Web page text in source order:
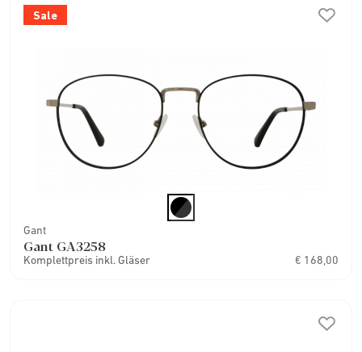
Sale
Gant
Gant GA3258
Komplettpreis inkl. Gläser € 168,00